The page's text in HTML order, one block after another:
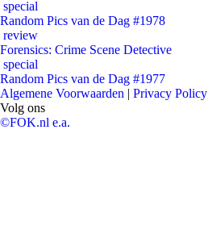
special
Random Pics van de Dag #1978
review
Forensics: Crime Scene Detective
special
Random Pics van de Dag #1977
Algemene Voorwaarden | Privacy Policy
Volg ons
©FOK.nl e.a.